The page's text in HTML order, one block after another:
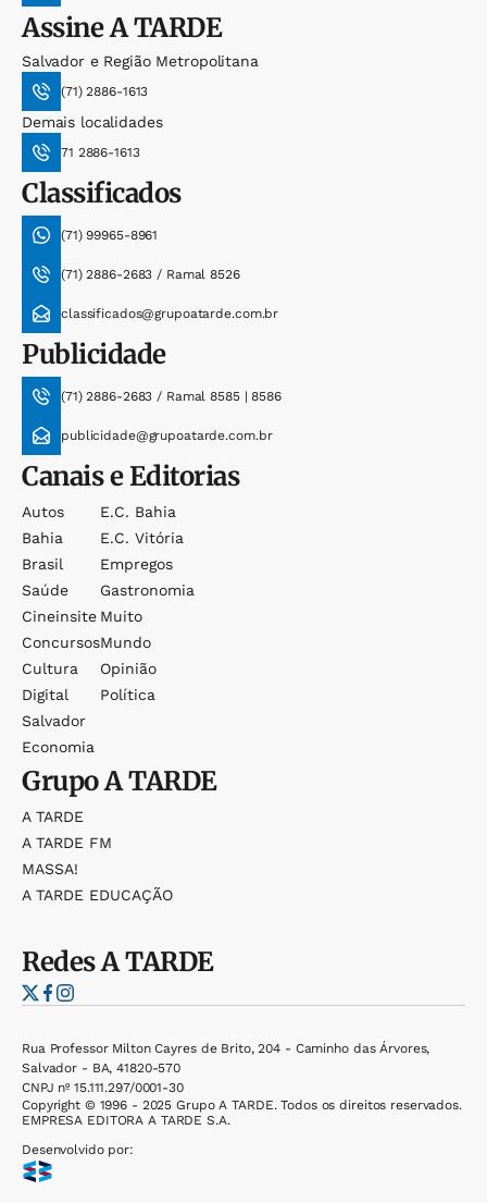
AssineA TARDE
Salvador e Região Metropolitana
(71) 2886-1613
Demais localidades
71 2886-1613
Classificados
(71) 99965-8961
(71) 2886-2683 / Ramal 8526
classificados@grupoatarde.com.br
Publicidade
(71) 2886-2683 / Ramal 8585 | 8586
publicidade@grupoatarde.com.br
Canais e Editorias
Autos
Bahia
Brasil
Saúde
Cineinsite
Concursos
Cultura
Digital
Salvador
Economia
E.c. Bahia
E.c. Vitória
Empregos
Gastronomia
Muito
Mundo
Opinião
Política
GrupoA TARDE
A TARDE
A TARDE FM
MASSA!
A TARDE EDUCAÇÃO
RedesA TARDE
Rua Professor Milton Cayres de Brito, 204 - Caminho das Árvores,
Salvador - BA, 41820-570
CNPJ nº 15.111.297/0001-30
Copyright © 1996 - 2025 Grupo A TARDE. Todos os direitos reservados.
EMPRESA EDITORA A TARDE S.A.
Desenvolvido por: